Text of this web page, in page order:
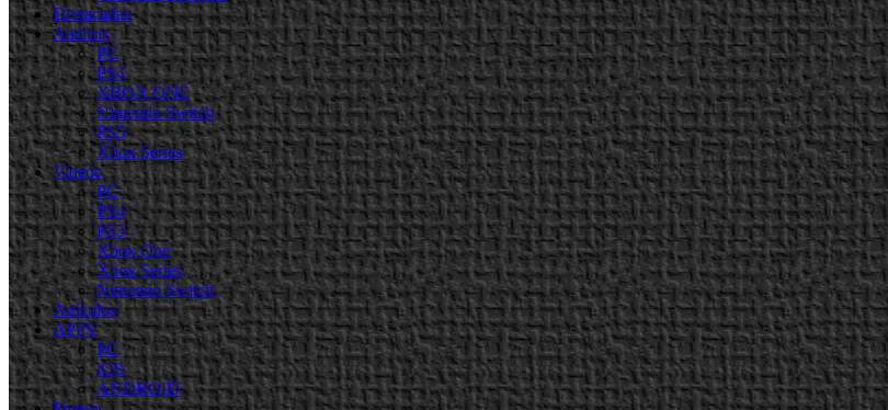
Destacadas
Análisis
PC
PS4
XBOX ONE
Nintendo Switch
PS5
Xbox Series
Videos
PC
PS4
PS5
Xbox One
Xbox Series
Nintendo Switch
Artículos
APPS
PC
iOS
ANDROID